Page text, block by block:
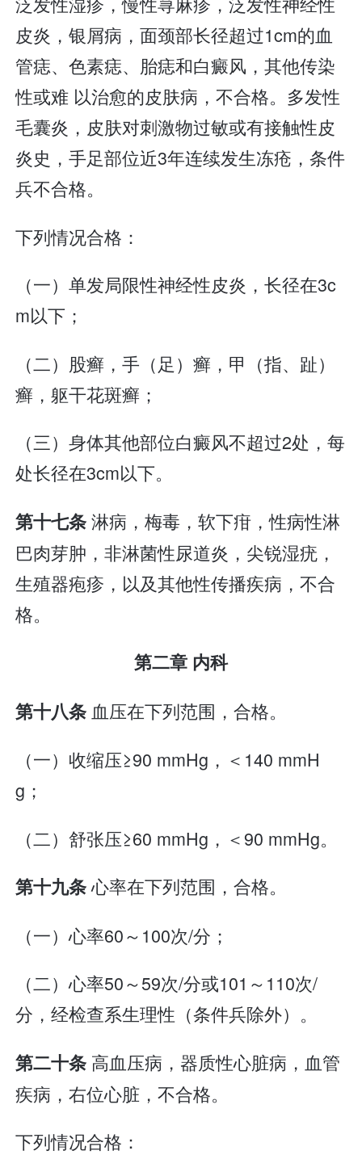
皮炎，银屑病，面颈部长径超过1cm的血
管痣、色素痣、胎痣和白癜风，其他传染
性或难 以治愈的皮肤病，不合格。多发性
毛囊炎，皮肤对刺激物过敏或有接触性皮
炎史，手足部位近3年连续发生冻疮，条件
兵不合格。
下列情况合格：
（一）单发局限性神经性皮炎，长径在3c
m以下；
（二）股癣，手（足）癣，甲（指、趾）
癣，躯干花斑癣；
（三）身体其他部位白癜风不超过2处，每
处长径在3cm以下。
第十七条淋病，梅毒，软下疳，性病性淋
巴肉芽肿，非淋菌性尿道炎，尖锐湿疣，
生殖器疱疹，以及其他性传播疾病，不合
格。
第二章 内科
第十八条 血压在下列范围，合格。
（一）收缩压≥90 mmHg，＜140 mmH
g；
（二）舒张压≥60 mmHg，＜90 mmHg。
第十九条心率在下列范围，合格。
（一）心率60～100次/分；
（二）心率50～59次/分或101～110次/
分，经检查系生理性（条件兵除外）。
第二十条 高血压病，器质性心脏病，血管
疾病，右位心脏，不合格。
下列情况合格：